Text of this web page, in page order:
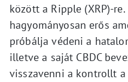
között a Ripple (XRP)-
hagyományosan erős
próbálja védeni a
illetve a saját CBDC
visszavenni a kontrollt